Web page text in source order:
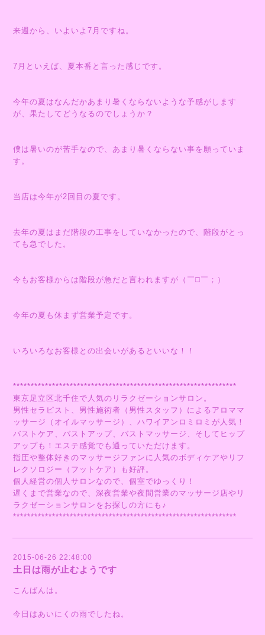
来週から、いよいよ7月ですね。
7月といえば、夏本番と言った感じです。
今年の夏はなんだかあまり暑くならないような予感がします
が、果たしてどうなるのでしょうか？
僕は暑いのが苦手なので、あまり暑くならない事を願っていま
す。
当店は今年が2回目の夏です。
去年の夏はまだ階段の工事をしていなかったので、階段がとっ
ても急でした。
今もお客様からは階段が急だと言われますが（￣□￣；）
今年の夏も休まず営業予定です。
いろいろなお客様との出会いがあるといいな！！
***************************************************************
東京足立区北千住で人気のリラクゼーションサロン。
男性セラピスト、男性施術者（男性スタッフ）によるアロママ
ッサージ（オイルマッサージ）、ハワイアンロミロミが人気！
バストケア、バストアップ、バストマッサージ、そしてヒップ
アップも！エステ感覚でも通っていただけます。
指圧や整体好きのマッサージファンに人気のボディケアやリフ
レクソロジー（フットケア）も好評。
個人経営の個人サロンなので、個室でゆっくり！
遅くまで営業なので、深夜営業や夜間営業のマッサージ店やリ
ラクゼーションサロンをお探しの方にも♪
***************************************************************
2015-06-26 22:48:00
土日は雨が止むようです
こんばんは。
今日はあいにくの雨でしたね。